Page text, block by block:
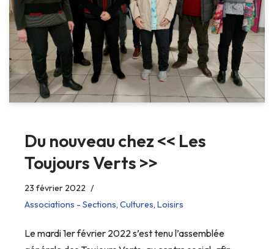
Du nouveau chez << Les
Toujours Verts >>
23 février 2022
Associations - Sections, Cultures, Loisirs
Le mardi 1er février 2022 s’est tenu l’assemblée